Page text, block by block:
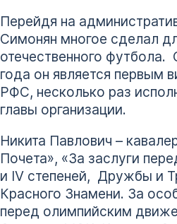
Перейдя на
Симонян многое сделал
отечественного футбола.
года он является первым
РФС, несколько раз
главы организации.
Никита Павлович –
Почета», «За заслуги
и IV степеней, Дружбы и
Красного Знамени. За
перед олимпийским